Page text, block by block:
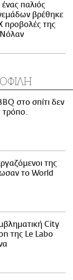
παλιός
βρέθηκε
προβολές της
στο σπίτι δεν
τρόπο.
της
το World
City
της Le Labo